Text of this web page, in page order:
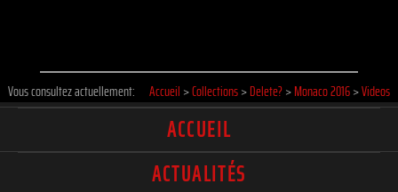
Vous consultez actuellement: Accueil >Collections>Delete?>Monaco 2016>Videos
ACCUEIL
ACTUALITÉS